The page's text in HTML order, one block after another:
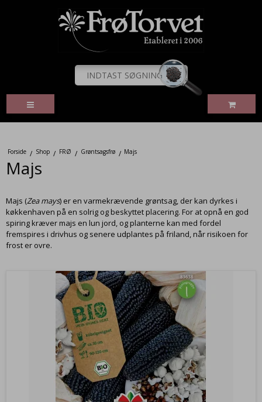
Forside / Shop / FRØ / Grøntsagsfrø / Majs
Majs
Majs (Zea mays) er en varmekrævende grøntsag, der kan dyrkes i
køkkenhaven på en solrig og beskyttet placering. For at opnå en god
spiring kræver majs en lun jord, og planterne kan med fordel
fremspires i drivhus og senere udplantes på friland, når risikoen for
frost er ovre.